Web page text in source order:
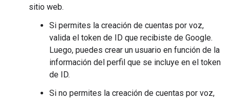
sitio web.
Si permites la creación de cuentas por voz,
valida el token de ID que recibiste de Google.
Luego, puedes crear un usuario en función de la
información del perfil que se incluye en el token
de ID.
Si no permites la creación de cuentas por voz,